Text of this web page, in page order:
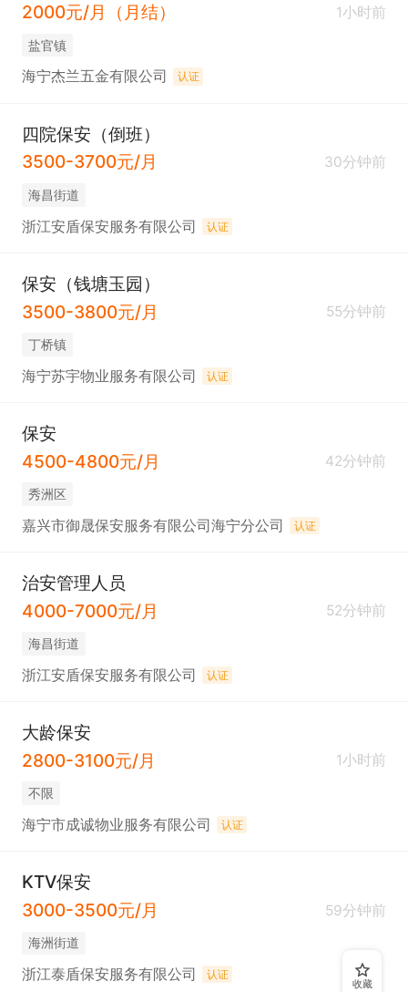
2000元/月（月结）
1小时前
盐官镇
海宁杰兰五金有限公司 认证
四院保安（倒班）
3500-3700元/月
30分钟前
海昌街道
浙江安盾保安服务有限公司 认证
保安（钱塘玉园）
3500-3800元/月
55分钟前
丁桥镇
海宁苏宇物业服务有限公司 认证
保安
4500-4800元/月
42分钟前
秀洲区
嘉兴市御晟保安服务有限公司海宁分公司 认证
治安管理人员
4000-7000元/月
52分钟前
海昌街道
浙江安盾保安服务有限公司 认证
大龄保安
2800-3100元/月
1小时前
不限
海宁市成诚物业服务有限公司 认证
KTV保安
3000-3500元/月
59分钟前
海洲街道
浙江泰盾保安服务有限公司 认证
收藏